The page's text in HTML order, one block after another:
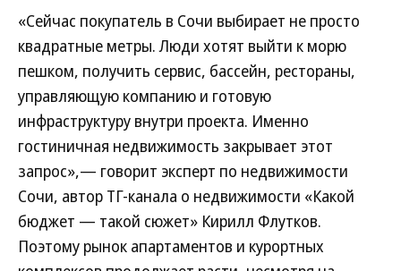
«Сейчас покупатель в Сочи выбирает не просто
квадратные метры. Люди хотят выйти к морю
пешком, получить сервис, бассейн, рестораны,
управляющую компанию и готовую
инфраструктуру внутри проекта. Именно
гостиничная недвижимость закрывает этот
запрос»,— говорит эксперт по недвижимости
Сочи, автор ТГ-канала о недвижимости «Какой
бюджет — такой сюжет» Кирилл Флутков.
Поэтому рынок апартаментов и курортных